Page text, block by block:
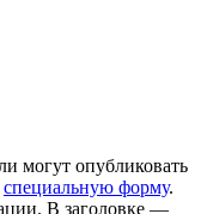
могут опубликовать
специальную форму.
В заголовке —